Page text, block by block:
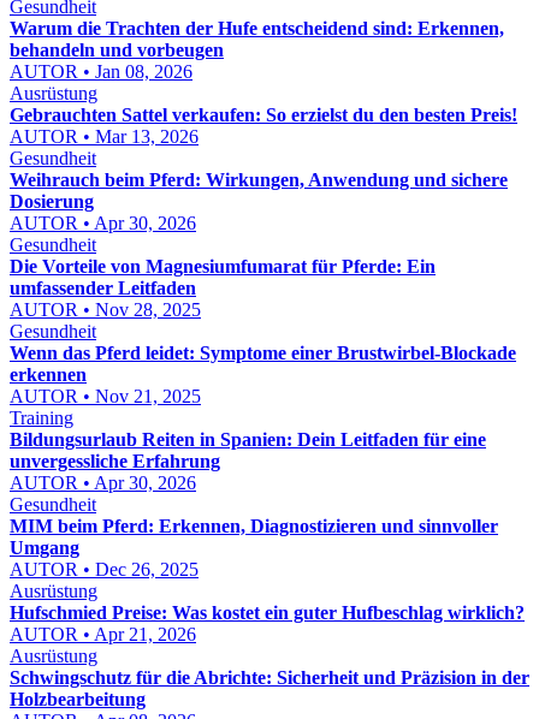
Gesundheit
Warum die Trachten der Hufe entscheidend sind: Erkennen,
behandeln und vorbeugen
AUTOR • Jan 08, 2026
Ausrüstung
Gebrauchten Sattel verkaufen: So erzielst du den besten Preis!
AUTOR • Mar 13, 2026
Gesundheit
Weihrauch beim Pferd: Wirkungen, Anwendung und sichere
Dosierung
AUTOR • Apr 30, 2026
Gesundheit
Die Vorteile von Magnesiumfumarat für Pferde: Ein
umfassender Leitfaden
AUTOR • Nov 28, 2025
Gesundheit
Wenn das Pferd leidet: Symptome einer Brustwirbel-Blockade
erkennen
AUTOR • Nov 21, 2025
Training
Bildungsurlaub Reiten in Spanien: Dein Leitfaden für eine
unvergessliche Erfahrung
AUTOR • Apr 30, 2026
Gesundheit
MIM beim Pferd: Erkennen, Diagnostizieren und sinnvoller
Umgang
AUTOR • Dec 26, 2025
Ausrüstung
Hufschmied Preise: Was kostet ein guter Hufbeschlag wirklich?
AUTOR • Apr 21, 2026
Ausrüstung
Schwingschutz für die Abrichte: Sicherheit und Präzision in der
Holzbearbeitung